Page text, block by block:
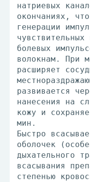
натриевых
окончаниях,
генерации
болевых
волокнам. При
расширяет
развивается
нанесения на
кожу и
мин.
Быстро
оболочек
дыхательного
всасывания
степенью